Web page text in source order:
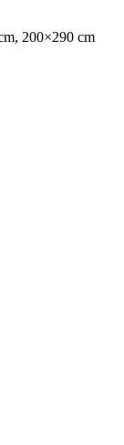
200×290 cm